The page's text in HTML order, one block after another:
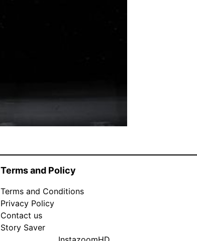
Terms and Policy
Terms and Conditions
Privacy Policy
Contact us
Story Saver